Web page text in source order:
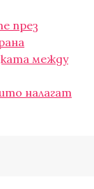
през
между
налагат